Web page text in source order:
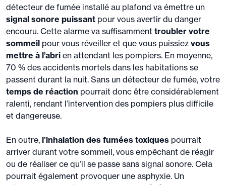
détecteur de fumée installé au plafond va émettre un
signal sonore puissant pour vous avertir du danger
encouru. Cette alarme va suffisamment troubler votre
sommeil pour vous réveiller et que vous puissiez vous
mettre à l’abri en attendant les pompiers. En moyenne,
70 % des accidents mortels dans les habitations se
passent durant la nuit. Sans un détecteur de fumée, votre
temps de réaction pourrait donc être considérablement
ralenti, rendant l’intervention des pompiers plus difficile
et dangereuse.
En outre, l’inhalation des fumées toxiques pourrait
arriver durant votre sommeil, vous empêchant de réagir
ou de réaliser ce qu’il se passe sans signal sonore. Cela
pourrait également provoquer une asphyxie. Un